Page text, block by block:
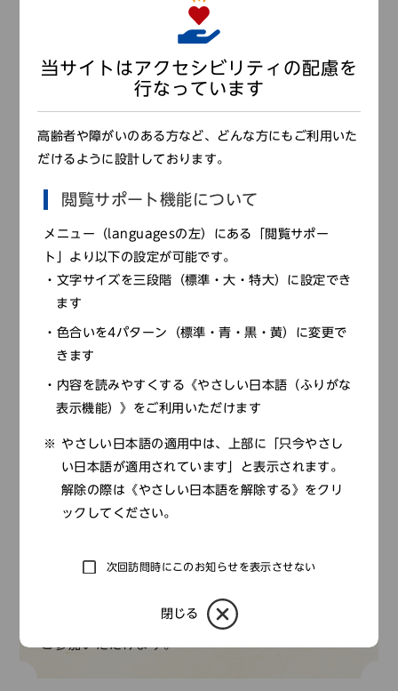
３歳以上の方ならどなたでもご参加いただけます。 （小
申込期間：令和６年８月27日(火)～令和６年11
※応募多数の場合は抽選となります（結果は申込
者全員に通知します）
【ホームページ】
下記の「申し込みはこちら」より申し込み手続きを行なっ
てください。
手続きをして
申し込みはこちら
くり」講座です。子どもから大人まで、どなたでも
ご参加いただけます。
当サイトはアクセシビリティの配慮を
行なっています
高齢者や障がいのある方など、どんな方にもご利用いた
だけるように設計しております。
閲覧サポート機能について
メニュー（languagesの左）にある「閲覧サポー
ト」より以下の設定が可能です。
文字サイズを三段階（標準・大・特大）に設定でき
ます
色合いを4パターン（標準・青・黒・黄）に変更で
きます
内容を読みやすくする《やさしい日本語（ふりがな
表示機能）》をご利用いただけます
やさしい日本語の適用中は、上部に「只今やさし
い日本語が適用されています」と表示されます。
解除の際は《やさしい日本語を解除する》をクリ
ックしてください。
次回訪問時にこのお知らせを表示させない
閉じる